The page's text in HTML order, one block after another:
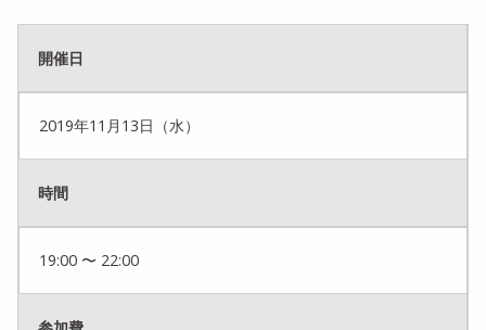
開催日
2019年11月13日（水）
時間
19:00 〜 22:00